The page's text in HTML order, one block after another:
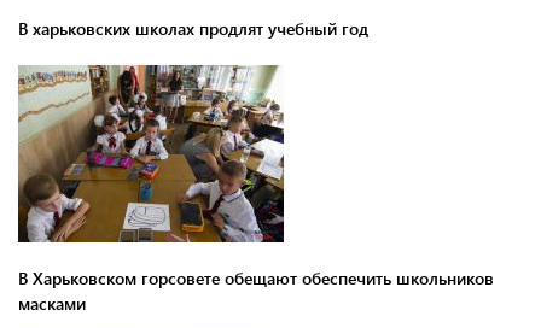
В харьковских школах продлят учебный год
В Харьковском горсовете обещают обеспечить школьников
масками